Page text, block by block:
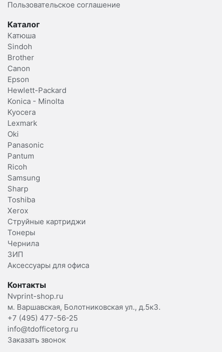
Пользовательское соглашение
Каталог
Катюша
Sindoh
Brother
Canon
Epson
Hewlett-Packard
Konica - Minolta
Kyocera
Lexmark
Oki
Panasonic
Pantum
Ricoh
Samsung
Sharp
Toshiba
Xerox
Струйные картриджи
Тонеры
Чернила
ЗИП
Аксессуары для офиса
Контакты
Nvprint-shop.ru
м. Варшавская, Болотниковская ул., д.5к3.
+7 (495) 477-56-25
info@tdofficetorg.ru
Заказать звонок